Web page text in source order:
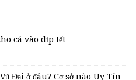
cá vào dịp tết
Đại ở đâu? Cơ sở nào Uy Tín